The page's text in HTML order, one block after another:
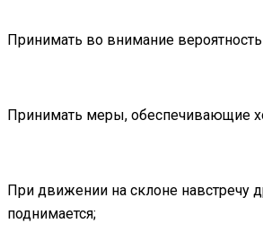
Принимать во внимание
Принимать меры, обеспечивающие
При движении на склоне навстречу
поднимается;